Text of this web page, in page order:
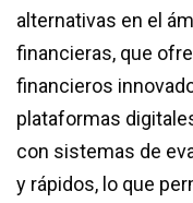
alternativas en el
financieras, que
financieros
plataformas
con sistemas de
y rápidos, lo que